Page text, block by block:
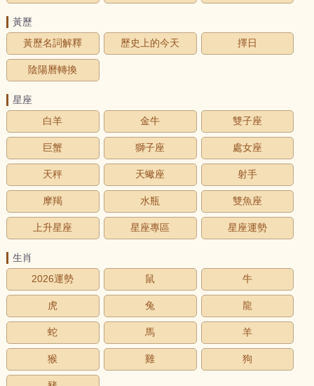
黃歷
黃歷名詞解釋
歷史上的今天 擇日
陰陽曆轉換
星座
白羊
金牛 雙子座
巨蟹 獅子座 處女座
天秤 天蠍座 射手
摩羯 水瓶 雙魚座
上升星座 星座專區 星座運勢
生肖
2026運勢
鼠 牛
虎 兔 龍
蛇 馬 羊
猴 雞 狗